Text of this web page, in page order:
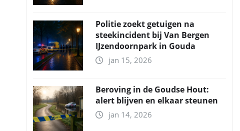
Politie zoekt getuigen na
steekincident bij Van Bergen
IJzendoornpark in Gouda
jan 15, 2026
Beroving in de Goudse Hout:
alert blijven en elkaar steunen
jan 14, 2026